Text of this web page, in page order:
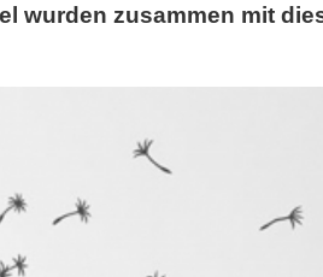
wurden zusammen mit